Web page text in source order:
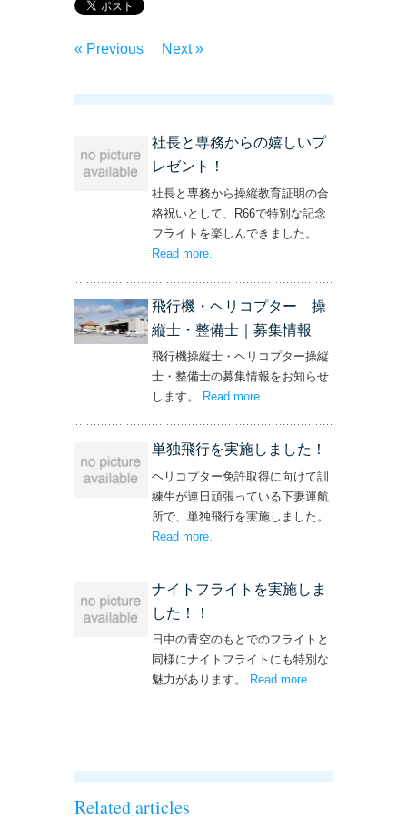
« Previous Next »
社長と専務からの嬉しいプ
レゼント！
社長と専務から操縦教育証明の合
格祝いとして、R66で特別な記念
フライトを楽しんできました。
Read more
飛行機・ヘリコプター 操
縦士・整備士｜募集情報
飛行機操縦士・ヘリコプター操縦
士・整備士の募集情報をお知らせ
します。
Read more– ‘飛行機・ヘリコプター
.
単独飛行を実施しました！
ヘリコプター免許取得に向けて訓
練生が連日頑張っている下妻運航
所で、単独飛行を実施しました。
Read more
ナイトフライトを実施しま
した！！
日中の青空のもとでのフライトと
同様にナイトフライトにも特別な
魅力があります。
Read more– ‘ナイトフライト
.
Related articles